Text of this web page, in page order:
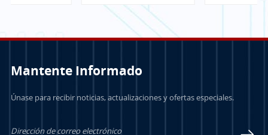
puerta de enlace de
PROXIMITO CON
Mantente Informado
Únase para recibir noticias, actualizaciones y ofertas especiales.